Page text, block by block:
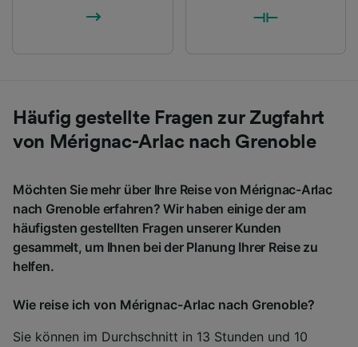
Häufig gestellte Fragen zur Zugfahrt
von Mérignac-Arlac nach Grenoble
Möchten Sie mehr über Ihre Reise von Mérignac-Arlac
nach Grenoble erfahren? Wir haben einige der am
häufigsten gestellten Fragen unserer Kunden
gesammelt, um Ihnen bei der Planung Ihrer Reise zu
helfen.
Wie reise ich von Mérignac-Arlac nach Grenoble?
Sie können im Durchschnitt in 13 Stunden und 10